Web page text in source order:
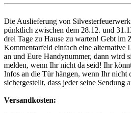
Die Auslieferung von
pünktlich zwischen dem 28.12. und
drei Tage zu Hause zu warten! Gebt im
Kommentarfeld einfach eine alternative
an und Eure Handynummer, dann wird
melden, wenn Ihr nicht da seid! Ihr
Infos an die Tür hängen, wenn Ihr nicht
sichergestellt, dass jeder seine Sendung
Versandkosten: